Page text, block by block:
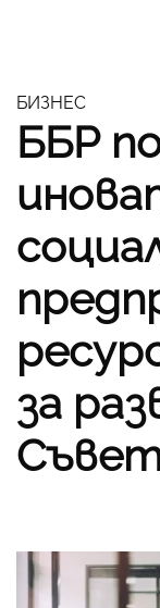
БИЗНЕС
ББР
за